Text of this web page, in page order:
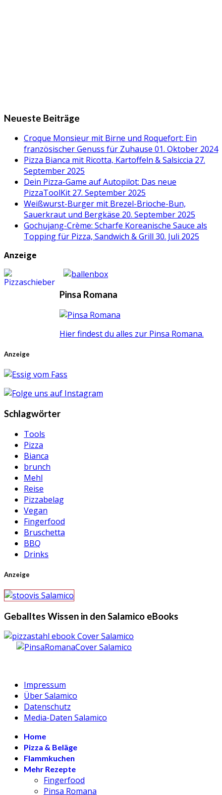
Neueste Beiträge
Croque Monsieur mit Birne und Roquefort: Ein
französischer Genuss für Zuhause 01. Oktober 2024
Pizza Bianca mit Ricotta, Kartoffeln & Salsiccia 27.
September 2025
Dein Pizza-Game auf Autopilot: Das neue
PizzaToolKit 27. September 2025
Weißwurst-Burger mit Brezel-Brioche-Bun,
Sauerkraut und Bergkäse 20. September 2025
Gochujang-Crème: Scharfe Koreanische Sauce als
Topping für Pizza, Sandwich & Grill 30. Juli 2025
Anzeige
Pinsa Romana
Hier findest du alles zur Pinsa Romana.
Anzeige
Schlagwörter
Tools
Pizza
Bianca
brunch
Mehl
Reise
Pizzabelag
Vegan
Fingerfood
Bruschetta
BBQ
Drinks
Anzeige
Geballtes Wissen in den Salamico eBooks
Impressum
Über Salamico
Datenschutz
Media-Daten Salamico
Home
Pizza & Beläge
Flammkuchen
Mehr Rezepte
Fingerfood
Pinsa Romana